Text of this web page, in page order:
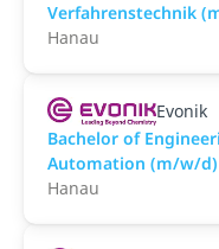
Verfahrenstechnik
Hanau
Evonik
Bachelor of
Automation (m/w/d)
Hanau